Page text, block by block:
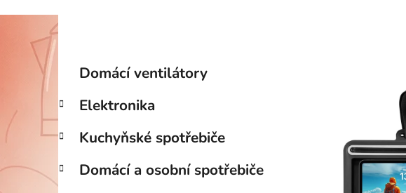
s
t
r
n
Přeskočit
kategorie
e
g
o
i
e
Domácí ventilátory
Elektronika
Kuchyňské spotřebiče
Domácí a osobní spotřebiče